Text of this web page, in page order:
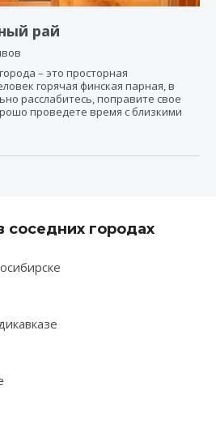
рай
– это просторная
горячая финская парная, в
расслабитесь, поправите свое
проведете время с близкими
соседних городах